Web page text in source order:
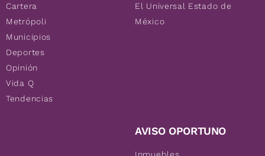
Cartera
Metrópoli
Municipios
Deportes
Opinión
Vida Q
Tendencias
El Universal Estado de
México
AVISO OPORTUNO